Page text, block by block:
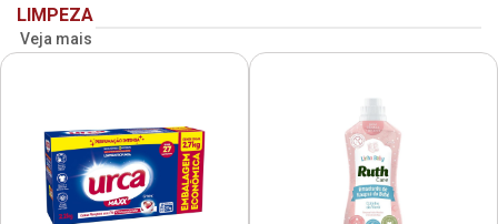
LIMPEZA
Veja mais